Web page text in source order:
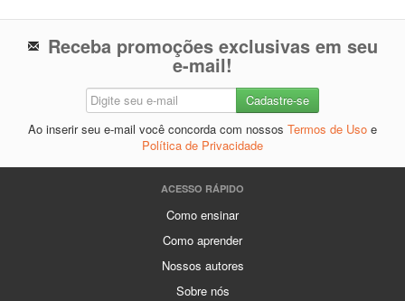
Receba promoções exclusivas em seu
e-mail!
Ao inserir seu e-mail você concorda com nossos Termos de Uso e
Política de Privacidade
ACESSO RÁPIDO
Como ensinar
Como aprender
Nossos autores
Sobre nós